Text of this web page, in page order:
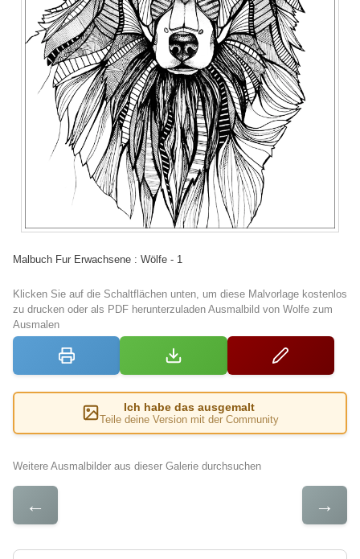
Malbuch Fur Erwachsene : Wölfe - 1
Klicken Sie auf die Schaltflächen unten, um diese Malvorlage kostenlos
zu drucken oder als PDF herunterzuladen Ausmalbild von Wolfe zum
Ausmalen
Ich habe das ausgemalt
Teile deine Version mit der Community
Weitere Ausmalbilder aus dieser Galerie durchsuchen
← →